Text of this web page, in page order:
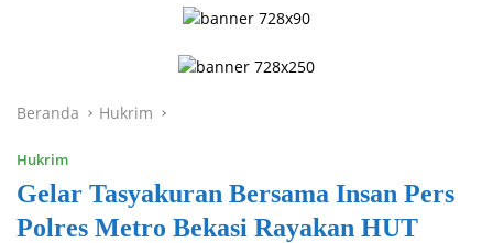
Beranda Hukrim
Hukrim
Gelar Tasyakuran Bersama Insan Pers
Polres Metro Bekasi Rayakan HUT